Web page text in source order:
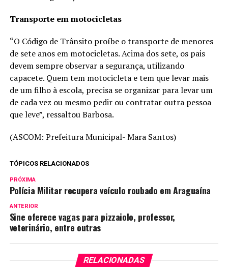
Transporte em motocicletas
“O Código de Trânsito proíbe o transporte de menores
de sete anos em motocicletas. Acima dos sete, os pais
devem sempre observar a segurança, utilizando
capacete. Quem tem motocicleta e tem que levar mais
de um filho à escola, precisa se organizar para levar um
de cada vez ou mesmo pedir ou contratar outra pessoa
que leve”, ressaltou Barbosa.
(ASCOM: Prefeitura Municipal- Mara Santos)
TÓPICOS RELACIONADOS
PRÓXIMA
Polícia Militar recupera veículo roubado em Araguaína
ANTERIOR
Sine oferece vagas para pizzaiolo, professor,
veterinário, entre outras
RELACIONADAS